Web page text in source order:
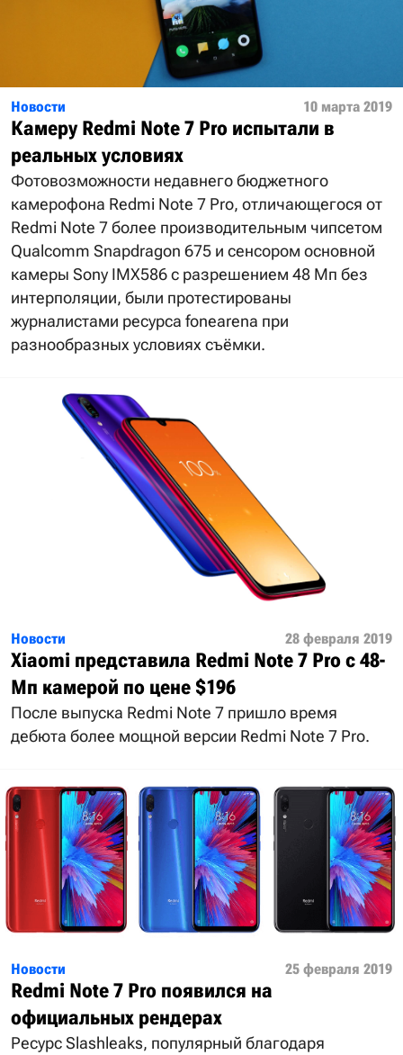
Новости 10 марта 2019
Камеру Redmi Note 7 Pro испытали в
реальных условиях
Фотовозможности недавнего бюджетного
камерофона Redmi Note 7 Pro, отличающегося от
Redmi Note 7 более производительным чипсетом
Qualcomm Snapdragon 675 и сенсором основной
камеры Sony IMX586 с разрешением 48 Мп без
интерполяции, были протестированы
журналистами ресурса fonearena при
разнообразных условиях съёмки.
Новости 28 февраля 2019
Xiaomi представила Redmi Note 7 Pro с 48-
Мп камерой по цене $196
После выпуска Redmi Note 7 пришло время
дебюта более мощной версии Redmi Note 7 Pro.
Новости 25 февраля 2019
Redmi Note 7 Pro появился на
официальных рендерах
Ресурс Slashleaks, популярный благодаря